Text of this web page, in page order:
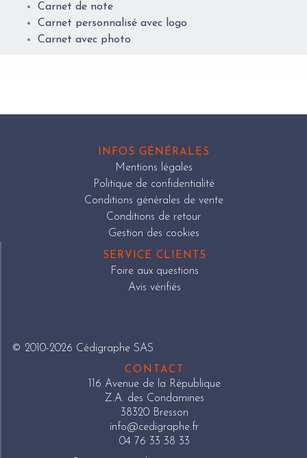
Carnet de note
Carnet personnalisé avec logo
Carnet avec photo
INFOS GÉNÉRALES
Mentions légales
Politique de confidentialité
Conditions générales de vente
Conditions de retour
Gestion des cookies
SERVICE CLIENTS
Foire aux questions
Avis vérifiés
© 2010-2026 Cédigraphe SAS
CONTACT
116 Avenue de la République
Z.A. des Condamines
38320 Bresson
info@cedigraphe.fr
04 76 33 38 33